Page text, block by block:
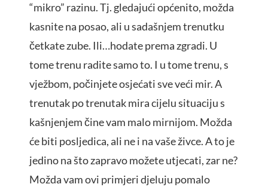
“mikro” razinu. Tj. gledajući općenito, možda
kasnite na posao, ali u sadašnjem trenutku
četkate zube. Ili…hodate prema zgradi. U
tome trenu radite samo to. I u tome trenu, s
vježbom, počinjete osjećati sve veći mir. A
trenutak po trenutak mira cijelu situaciju s
kašnjenjem čine vam malo mirnijom. Možda
će biti posljedica, ali ne i na vaše živce. A to je
jedino na što zapravo možete utjecati, zar ne?
Možda vam ovi primjeri djeluju pomalo